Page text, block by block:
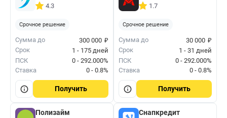
4.3
Срочное решение
Сумма до 300 000 ₽
Срок
1 - 175 дней
ПСК
0 - 292.000%
Ставка
0 - 0.8%
Получить
1.7
Срочное решение
Сумма до 30 000 ₽
Срок
1 - 31 дней
ПСК
0 - 292.000%
Ставка
0 - 0.8%
Получить
Полизайм Снапкредит